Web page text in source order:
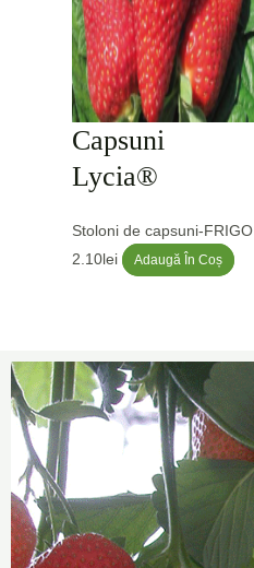
Capsuni
Lycia®
Stoloni de capsuni-FRIGO
2.10lei Adaugă În Coș